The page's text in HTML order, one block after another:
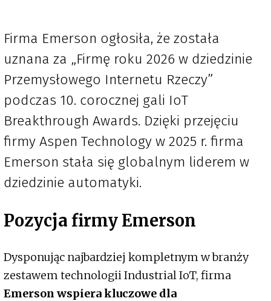
Firma Emerson ogłosiła, że została
uznana za „Firmę roku 2026 w dziedzinie
Przemysłowego Internetu Rzeczy”
podczas 10. corocznej gali IoT
Breakthrough Awards. Dzięki przejęciu
firmy Aspen Technology w 2025 r. firma
Emerson stała się globalnym liderem w
dziedzinie automatyki.
Pozycja firmy Emerson
Dysponując najbardziej kompletnym w branży
zestawem technologii Industrial IoT, firma
Emerson wspiera kluczowe dla